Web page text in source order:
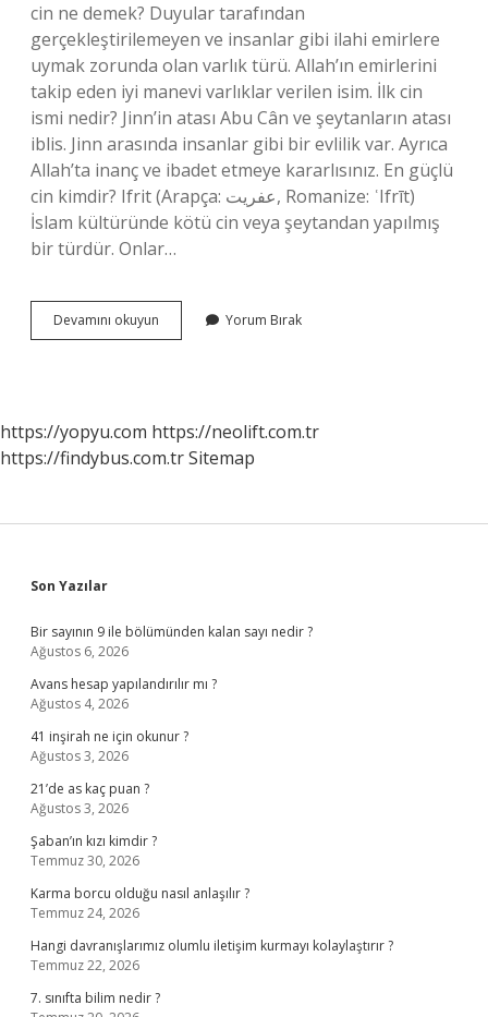
cin ne demek? Duyular tarafından
gerçekleştirilemeyen ve insanlar gibi ilahi emirlere
uymak zorunda olan varlık türü. Allah’ın emirlerini
takip eden iyi manevi varlıklar verilen isim. İlk cin
ismi nedir? Jinn’in atası Abu Cân ve şeytanların atası
iblis. Jinn arasında insanlar gibi bir evlilik var. Ayrıca
Allah’ta inanç ve ibadet etmeye kararlısınız. En güçlü
cin kimdir? Ifrit (Arapça: عفريت, Romanize: ʿIfrīt)
İslam kültüründe kötü cin veya şeytandan yapılmış
bir türdür. Onlar…
Devamını okuyun
Ismi
Yorum Bırak
https://yopyu.com https://neolift.com.tr
https://findybus.com.trSitemap
Sidebar
Son Yazılar
Bir sayının 9 ile bölümünden kalan sayı nedir ?
Ağustos 6, 2026
Avans hesap yapılandırılır mı ?
Ağustos 4, 2026
41 inşirah ne için okunur ?
Ağustos 3, 2026
21’de as kaç puan ?
Ağustos 3, 2026
Şaban’ın kızı kimdir ?
Temmuz 30, 2026
Karma borcu olduğu nasıl anlaşılır ?
Temmuz 24, 2026
Hangi davranışlarımız olumlu iletişim kurmayı kolaylaştırır ?
Temmuz 22, 2026
7. sınıfta bilim nedir ?